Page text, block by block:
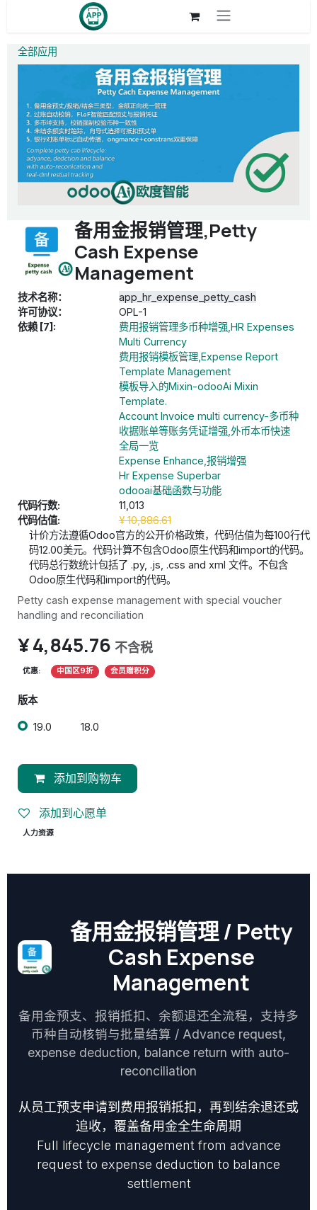
全部应用
备用金报销管理,Petty
Cash Expense
Management
技术名称：
app_hr_expense_petty_cash
许可协议：
OPL-1
依赖 [7]:
费用报销管理多币种增强,HR Expenses
Multi Currency
费用报销模板管理,Expense Report
Template Management
模板导入的Mixin-odooAi Mixin
Template.
Account Invoice multi currency-多币种
收据账单等账务凭证增强,外币本币快速
全局一览
Expense Enhance,报销增强
Hr Expense Superbar
odooai基础函数与功能
代码行数:
11,013
代码估值:
¥10,886.61
计价方法遵循Odoo官方的公开价格政策，代码估值为每100行代
码12.00美元。代码计算不包含Odoo原生代码和import的代码。
代码总行数统计包括了 .py, .js, .css and xml 文件。不包含
Odoo原生代码和import的代码。
Petty cash expense management with special voucher
handling and reconciliation
¥4,845.76 不含税
优惠: 中国区9折 会员赠积分
版本
19.0 18.0
添加到购物车
添加到心愿单
人力资源
备用金报销管理 / Petty
Cash Expense
Management
备用金预支、报销抵扣、余额退还全流程，支持多
币种自动核销与批量结算 / Advance request,
expense deduction, balance return with auto-
reconciliation
从员工预支申请到费用报销抵扣，再到结余退还或
追收，覆盖备用金全生命周期
Full lifecycle management from advance
request to expense deduction to balance
settlement